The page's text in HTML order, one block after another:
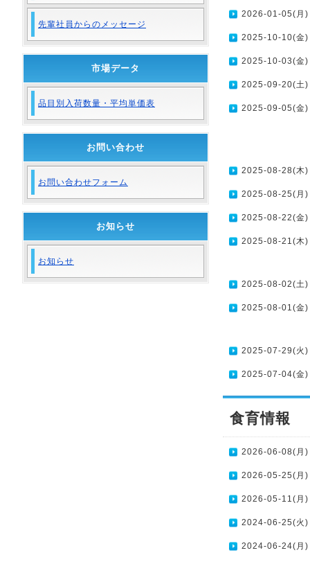
2026-01-05(月)
2025-10-10(金)
2025-10-03(金)
2025-09-20(土)
2025-09-05(金)
2025-08-28(木)
2025-08-25(月)
2025-08-22(金)
2025-08-21(木)
2025-08-02(土)
2025-08-01(金)
2025-07-29(火)
2025-07-04(金)
食育情報
2026-06-08(月)
2026-05-25(月)
2026-05-11(月)
2024-06-25(火)
2024-06-24(月)
先輩社員からのメッセージ
市場データ
品目別入荷数量・平均単価表
お問い合わせ
お問い合わせフォーム
お知らせ
お知らせ